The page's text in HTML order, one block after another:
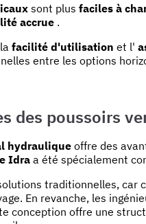
sont plus faciles à
accrue.
facilité d'utilisation et l'
entre les options
des poussoirs
hydrauliqueoffre des
Idraa été spécialement
traditionnelles, car
En revanche, les
conception offre une